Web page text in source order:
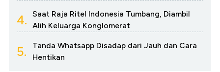
4.
Saat Raja Ritel Indonesia Tumbang, Diambil
Alih Keluarga Konglomerat
5.
Tanda Whatsapp Disadap dari Jauh dan Cara
Hentikan